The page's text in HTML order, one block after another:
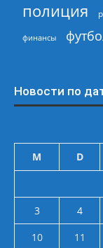
полиция
финансы
Новости по
M D
3
4
10
11